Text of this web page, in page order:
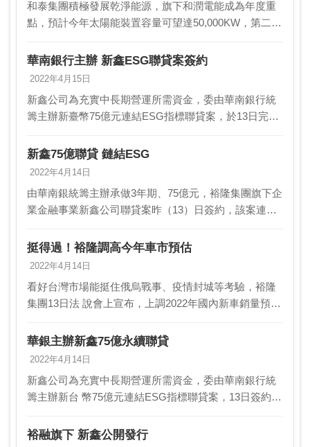
和泰集團積極發展乾淨能源，旗下和潤電能成為年度重
點，預計今年太陽能裝置容量可望達50,000KW，第二年
業，成為汽車集團的共同策略。業者指出，環保趨勢…
華南銀行主辦 新鑫ESG聯貸案簽約
2022年4月15日
新鑫公司為充實中長期營運所需資金，委由華南銀行統
籌主辦新臺幣75億元連結ESG指標聯貸案，於13日完成
參貸行包括土地銀行、臺灣企銀、永豐銀行、全國農
業…
新鑫75億聯貸 鏈結ESG
2022年4月14日
由華南銀統籌主辦承做3年期、75億元，裕隆集團旗下企
業金融事業新鑫公司聯貸案昨（13）日簽約，該案連結
「自有綠能投資」、「節電」等三項ESG指標，合計…
挺得過！裕隆調高今年車市預估
2022年4月14日
看好台灣市場能挺住俄烏戰事、疫情封城等考驗，裕隆
集團13日法 說會上宣布，上調2022年國內新車銷量預估
能源車轉型的戰略，由中華車扮集團 新…
華銀主辦新鑫75億永續聯貸
2022年4月14日
新鑫公司為充實中長期營運所需資金，委由華南銀行統
籌主辦新台 幣75億元連結ESG指標聯貸案，13日簽約，
等各項ESG指標納入聯貸條件。新鑫是裕隆集團…
裕融旗下 新鑫公開發行